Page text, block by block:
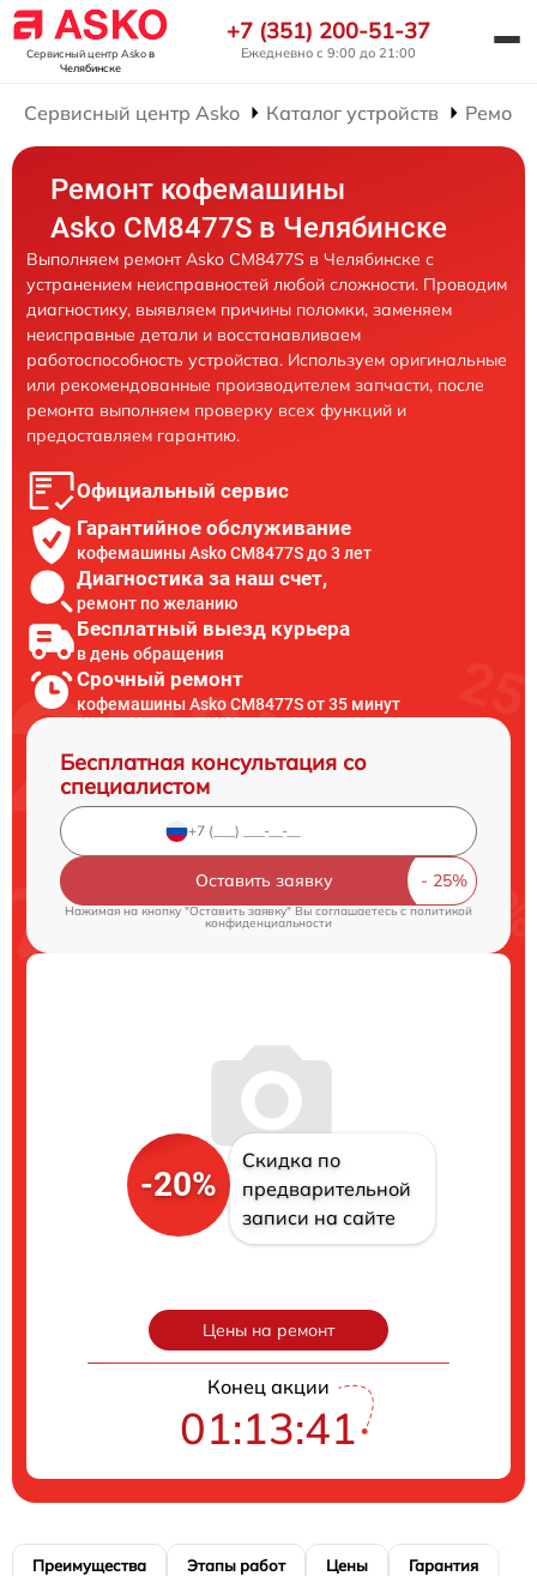
Сервисный центр Askoв
Челябинске
+7 (351) 200-51-37
Ежедневно с 9:00 до 21:00
Сервисный центр Asko Каталог устройств
Ремонт кофемашины
Asko CM8477S в Челябинске
Выполняем ремонт Asko CM8477S в Челябинске с
устранением неисправностей любой сложности. Проводим
диагностику, выявляем причины поломки, заменяем
неисправные детали и восстанавливаем
работоспособность устройства. Используем оригинальные
или рекомендованные производителем запчасти, после
ремонта выполняем проверку всех функций и
предоставляем гарантию.
Официальный сервис
Гарантийное обслуживание
кофемашины Asko CM8477S до 3 лет
Диагностика за наш счет,
ремонт по желанию
Бесплатный выезд курьера
в день обращения
Срочный ремонт
кофемашины Asko CM8477S от 35 минут
Бесплатная консультация со
специалистом
Оставить заявку
Нажимая на кнопку "Оставить заявку" Вы соглашаетесь cполитикой
конфиденциальности
-20%
Скидка по
предварительной
записи на сайте
Цены на ремонт
Конец акции
01:13:40
Преимущества Этапы работ Цены Гарантия